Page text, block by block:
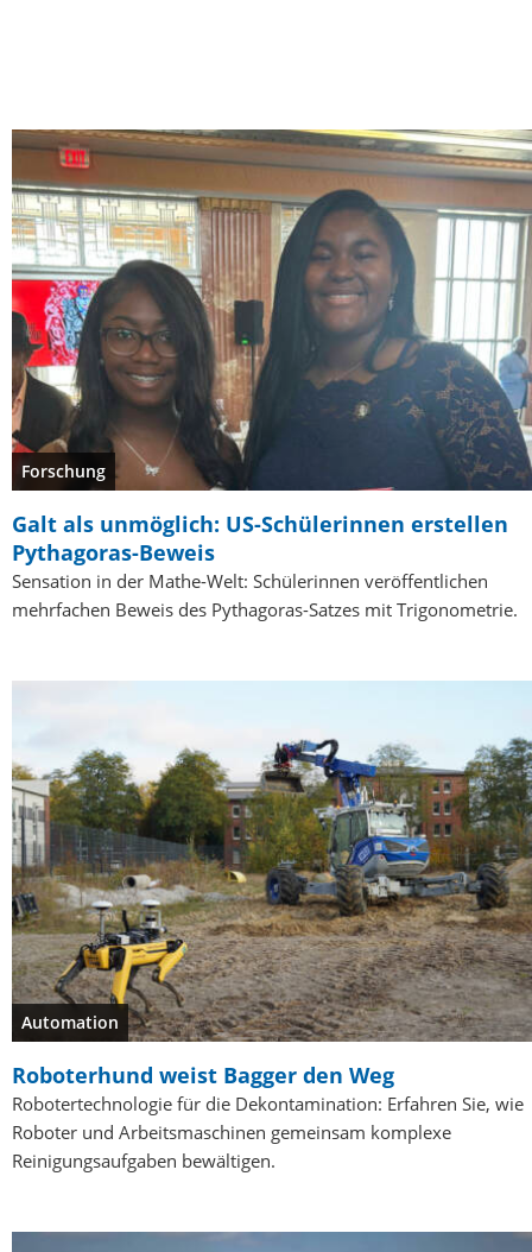
Forschung
Galt als unmöglich: US-Schülerinnen erstellen
Pythagoras-Beweis
Sensation in der Mathe-Welt: Schülerinnen veröffentlichen
mehrfachen Beweis des Pythagoras-Satzes mit Trigonometrie.
Automation
Roboterhund weist Bagger den Weg
Robotertechnologie für die Dekontamination: Erfahren Sie, wie
Roboter und Arbeitsmaschinen gemeinsam komplexe
Reinigungsaufgaben bewältigen.